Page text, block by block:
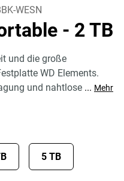
WESN
- 2 TB
und die große
WD Elements.
und nahtlose ... Mehr
5 TB